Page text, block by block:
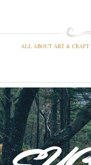
ALL ABOUT ART & CRAFT